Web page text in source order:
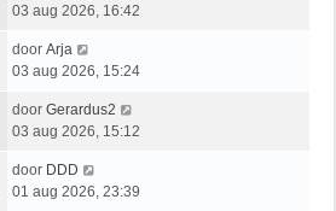
03 aug 2026, 16:42
door Arja
03 aug 2026, 15:24
door Gerardus2
03 aug 2026, 15:12
door DDD
01 aug 2026, 23:39